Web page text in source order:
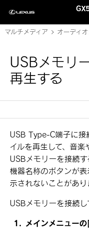
マルチメディア オーディ
USBメモリ
再生する
USB Type-C端子に接
イルを再生して、音楽
USBメモリーを接続
機器名称のボタンが
示されないことがあり
USBメモリーを接続し
メインメニューの